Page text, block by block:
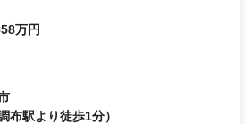
万円
布駅より徒歩1分）